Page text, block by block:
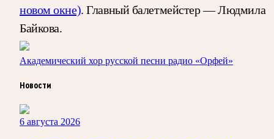
новом окне). Главный балетмейстер — Людмила
Байкова.
Академический хор русской песни радио «Орфей»
Новости
6 августа 2026